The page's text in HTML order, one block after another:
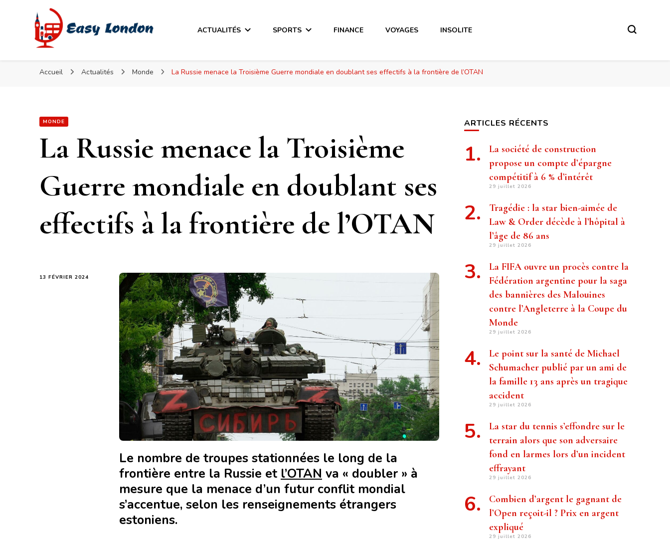
Easy London
Easy London
ACTUALITÉS SPORTS FINANCE VOYAGES INSOLITE
Accueil Actualités Monde La Russie menace la Troisième Guerre mondiale en doublant ses effectifs à la frontière de l’OTAN
MONDE
La Russie menace la Troisième
Guerre mondiale en doublant ses
effectifs à la frontière de l’OTAN
13 FÉVRIER 2024
Le nombre de troupes stationnées le long de la
frontière entre la Russie et l’OTAN va « doubler » à
mesure que la menace d’un futur conflit mondial
s’accentue, selon les renseignements étrangers
estoniens.
ARTICLES RÉCENTS
La société de construction
propose un compte d’épargne
compétitif à 6 % d’intérêt
29 juillet 2026
Tragédie : la star bien-aimée de
Law & Order décède à l’hôpital à
l’âge de 86 ans
29 juillet 2026
La FIFA ouvre un procès contre la
Fédération argentine pour la saga
des bannières des Malouines
contre l’Angleterre à la Coupe du
Monde
29 juillet 2026
Le point sur la santé de Michael
Schumacher publié par un ami de
la famille 13 ans après un tragique
accident
29 juillet 2026
La star du tennis s’effondre sur le
terrain alors que son adversaire
fond en larmes lors d’un incident
effrayant
29 juillet 2026
Combien d’argent le gagnant de
l’Open reçoit-il ? Prix ​​en argent
expliqué
29 juillet 2026